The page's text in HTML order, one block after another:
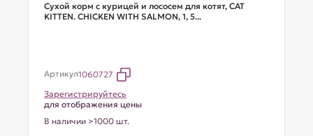
Сухой корм с курицей и лососем для котят, CAT
KITTEN. CHICKEN WITH SALMON, 1, 5...
Артикул1060727
Зарегистрируйтесь
для отображения цены
В наличии >1000 шт.